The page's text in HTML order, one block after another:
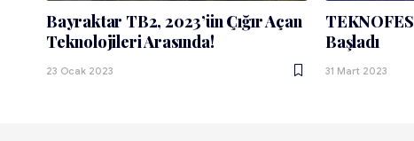
Bayraktar TB2, 2023’ün Çığır Açan
Teknolojileri Arasında!
23 Ocak 2023
Başladı
31 Mart 2023